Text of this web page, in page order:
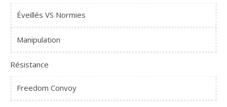
Éveillés VS Normies
Manipulation
Résistance
Freedom Convoy